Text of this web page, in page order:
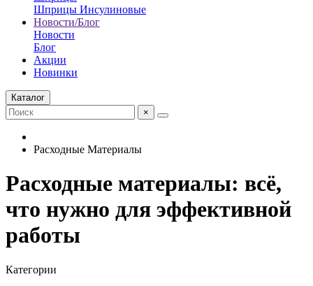
Шприцы Инсулиновые
Новости/Блог
Новости
Блог
Акции
Новинки
Каталог
×
Расходные Материалы
Расходные материалы: всё,
что нужно для эффективной
работы
Категории